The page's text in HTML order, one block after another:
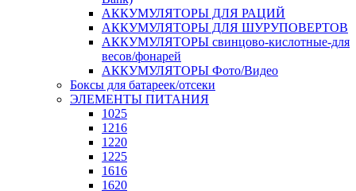
АККУМУЛЯТОРЫ ДЛЯ РАЦИЙ
АККУМУЛЯТОРЫ ДЛЯ ШУРУПОВЕРТОВ
АККУМУЛЯТОРЫ свинцово-кислотные-для
весов/фонарей
АККУМУЛЯТОРЫ Фото/Видео
Боксы для батареек/отсеки
ЭЛЕМЕНТЫ ПИТАНИЯ
1025
1216
1220
1225
1616
1620